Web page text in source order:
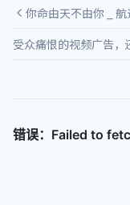
你命由天不由你 _
受众痛恨的视频广告